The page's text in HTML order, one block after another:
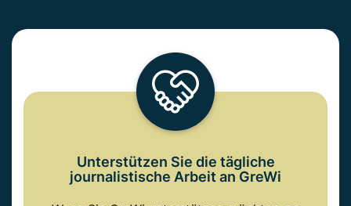
Unterstützen Sie die tägliche
journalistische Arbeit an GreWi